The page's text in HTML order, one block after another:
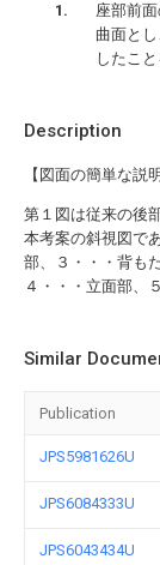
Description
【図面の簡単な説明
第１図は従来の後
本考案の斜視図で
部、３・・・背もた
４・・・立面部、
座部前
曲面と
したこ
Similar
Publication
JPS5981626U
JPS6084333U
JPS6043434U